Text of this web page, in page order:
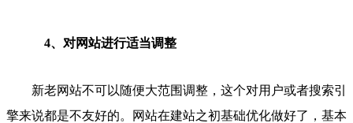
4、对网站进行适当调整
新老网站不可以随便大范围调整，这个对用户或者搜索引
擎来说都是不友好的。网站在建站之初基础优化做好了，基本